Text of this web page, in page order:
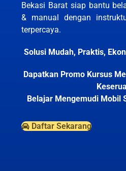
Bekasi Barat siap bantu
& manual dengan
terpercaya.
Solusi Mudah, Praktis,
Dapatkan Promo Kursus
Belajar Mengemudi Mobil
Daftar Sekarang